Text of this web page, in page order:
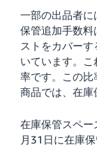
一部の出品者
保管追加手数
ストをカバーす
いています。
率です。この
商品では、在
在庫保管スペ
月31日に在庫